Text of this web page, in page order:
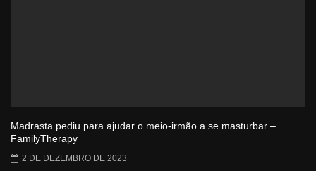
Madrasta pediu para ajudar o meio-irmão a se masturbar –
FamilyTherapy
2 DE DEZEMBRO DE 2023